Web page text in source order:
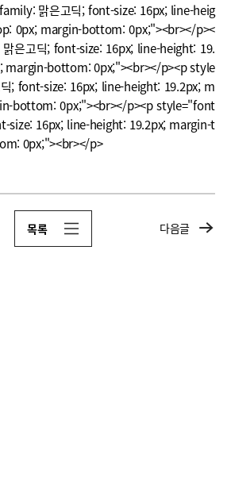
맑은고딕; font-size: 16px; line-heig
0px; margin-bottom: 0px;"><br></p><
은고딕; font-size: 16px; line-height: 19.
margin-bottom: 0px;"><br></p><p style
; font-size: 16px; line-height: 19.2px; m
bottom: 0px;"><br></p><p style="font
size: 16px; line-height: 19.2px; margin-t
0px;"><br></p>
목록 다음글